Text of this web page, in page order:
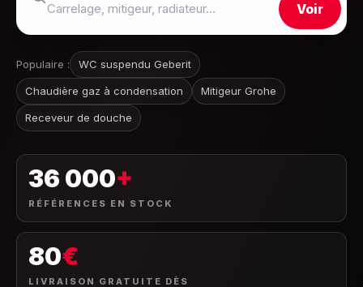
Voir
Populaire : WC suspendu Geberit
Chaudière gaz à condensation Mitigeur Grohe
Receveur de douche
36 000+
RÉFÉRENCES EN STOCK
80€
LIVRAISON GRATUITE DÈS